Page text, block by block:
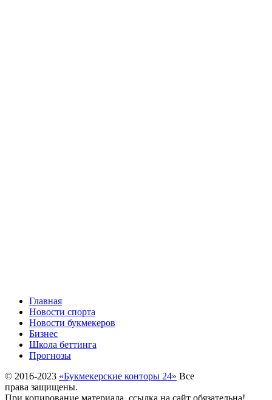
Главная
Новости спорта
Новости букмекеров
Бизнес
Школа беттинга
Прогнозы
© 2016-2023 «Букмекерские конторы 24» Все
права защищены.